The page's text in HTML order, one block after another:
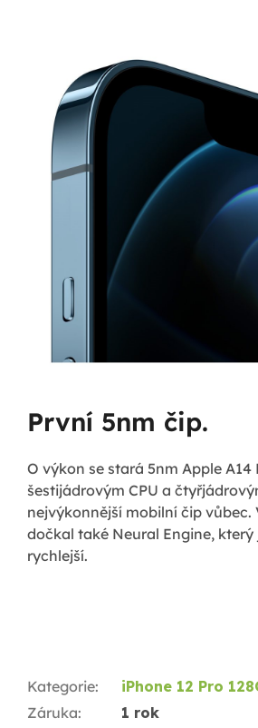
První 5nm čip.
O výkon se stará 5nm Apple A14
šestijádrovým CPU a
nejvýkonnější mobilní čip vůbec.
dočkal také Neural Engine, který
rychlejší.
Kategorie:
iPhone 12 Pro
Záruka:
1 rok